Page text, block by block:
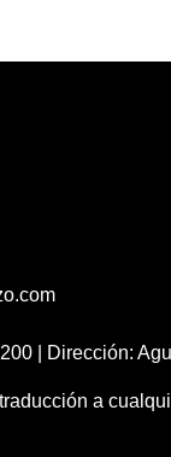
| Dirección:
a